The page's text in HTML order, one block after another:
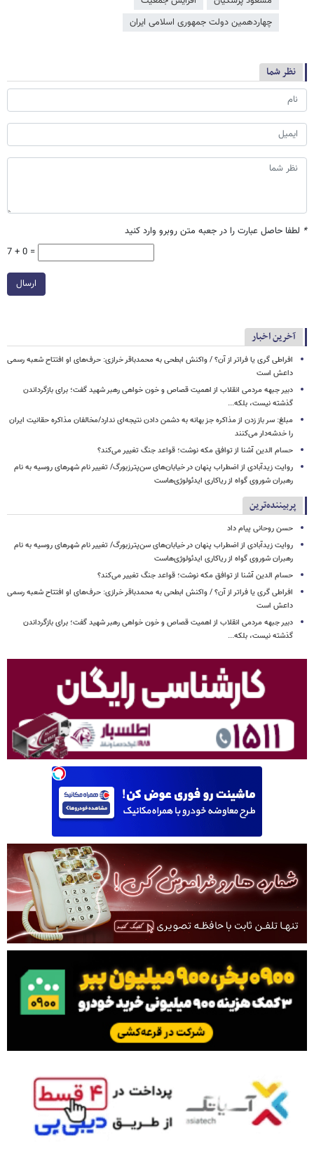
چهاردهمین دولت جمهوری اسلامی ایران
نظر شما
* لطفا حاصل عبارت را در جعبه متن روبرو وارد کنید
7 + 0 =
ارسال
آخرین اخبار
افراطی گری یا فراتر از آن؟ / واکنش ابطحی به محمدباقر خرازی: حرف‌های او افتتاح شعبه رسمی
داعش است
دبیر جبهه مردمی انقلاب از اهمیت قصاص و خون خواهی رهبر شهید گفت؛ برای بازگرداندن
گذشته نیست، بلکه...
مبلغ: سر باز زدن از مذاکره‌ جز بهانه به دشمن دادن نتیجه‌ای ندارد/مخالفان مذاکره حقانیت ایران
را خدشه‌دار می‌کنند
حسام الدین آشنا از توافق مکه نوشت؛ قواعد جنگ تغییر می‌کند؟
روایت زیدآبادی از اضطراب پنهان در خیابان‌های سن‌پترزبورگ/ تغییر نام شهرهای روسیه به نام
رهبران شوروی گواه از ریاکاری ایدئولوژی‌هاست
پربیننده‌ترین
حسن روحانی پیام داد
روایت زیدآبادی از اضطراب پنهان در خیابان‌های سن‌پترزبورگ/ تغییر نام شهرهای روسیه به نام
رهبران شوروی گواه از ریاکاری ایدئولوژی‌هاست
حسام الدین آشنا از توافق مکه نوشت؛ قواعد جنگ تغییر می‌کند؟
افراطی گری یا فراتر از آن؟ / واکنش ابطحی به محمدباقر خرازی: حرف‌های او افتتاح شعبه رسمی
داعش است
دبیر جبهه مردمی انقلاب از اهمیت قصاص و خون خواهی رهبر شهید گفت؛ برای بازگرداندن
گذشته نیست، بلکه...